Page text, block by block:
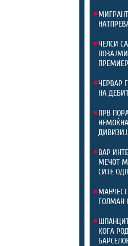
ЧЕЛСИ
ЧЕРВАР
НА
ПРВ
ВАР
МЕЧОТ
СИТЕ
ГОЛМАН
КОГА